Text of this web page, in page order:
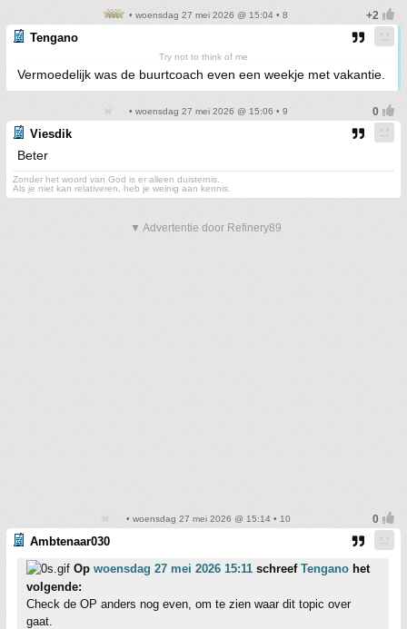
• woensdag 27 mei 2026 @ 15:04 • 8
Tengano
Try not to think of me
Vermoedelijk was de buurtcoach even een weekje met vakantie.
• woensdag 27 mei 2026 @ 15:06 • 9
Viesdik
Beter
Zonder het woord van God is er alleen duisternis.
Als je niet kan relativeren, heb je weinig aan kennis.
▼ Advertentie door Refinery89
• woensdag 27 mei 2026 @ 15:14 • 10
Ambtenaar030
Op woensdag 27 mei 2026 15:11 schreef Tengano het
volgende:
Check de OP anders nog even, om te zien waar dit topic over
gaat.